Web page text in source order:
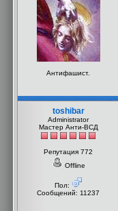
Антифашист.
toshibar
Administrator
Мастер Анти-ВСД
Репутация 772
Offline
Пол:
Сообщений: 11237